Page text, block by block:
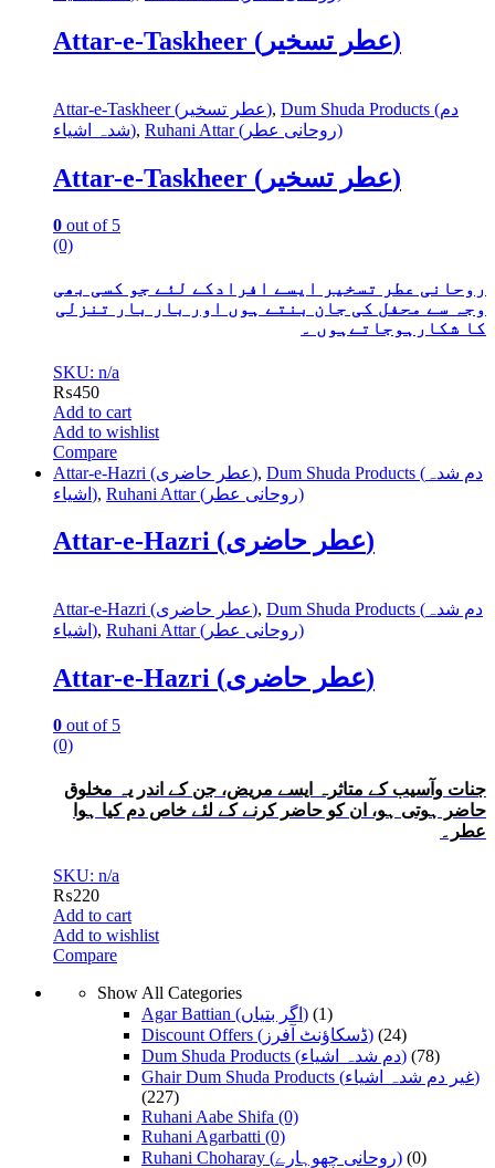
Attar-e-Taskheer (عطر تسخیر)
Attar-e-Taskheer (عطر تسخیر), Dum Shuda Products (دم
شدہ اشیاء), Ruhani Attar (روحانی عطر)
Attar-e-Taskheer (عطر تسخیر)
0 out of 5
(0)
روحانی عطر تسخیر ایسے افرادکے لئے جو کسی بھی
وجہ سے محفل کی جان بنتے ہوں اور بار بار تنزلی
کا شکارہوجاتےہوں ۔
SKU: n/a
₨450
Add to cart
Add to wishlist
Compare
Attar-e-Hazri (عطر حاضری), Dum Shuda Products (دم شدہ
اشیاء), Ruhani Attar (روحانی عطر)
Attar-e-Hazri (عطر حاضری)
Attar-e-Hazri (عطر حاضری), Dum Shuda Products (دم شدہ
اشیاء), Ruhani Attar (روحانی عطر)
Attar-e-Hazri (عطر حاضری)
0 out of 5
(0)
جنات وآسیب کے متاثرہ ایسے مریض، جن کے اندر یہ مخلوق
حاضر ہوتی ہو، ان کو حاضر کرنے کے لئے خاص دم کیا ہوا
عطر۔
SKU: n/a
₨220
Add to cart
Add to wishlist
Compare
Show All Categories
Agar Battian (اگر بتیاں)
(1)
Discount Offers (ڈسکاؤنٹ آفرز)
(24)
Dum Shuda Products (دم شدہ اشیاء)
(78)
Ghair Dum Shuda Products (غیر دم شدہ اشیاء)
(227)
Ruhani Aabe Shifa (0)
Ruhani Agarbatti (0)
Ruhani Choharay (روحانی چھوہارے)
(0)